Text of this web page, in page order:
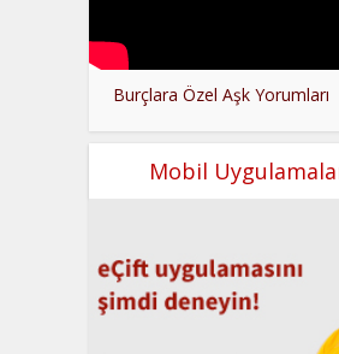
Burçlara Özel Aşk Yorumları
Mobil